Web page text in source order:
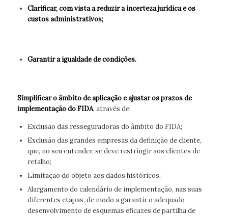
Clarificar, com vista a reduzir a incerteza jurídica e os
custos administrativos;
Garantir aigualdade de condições.
Simplificar o âmbito de aplicação e ajustar os prazos de
implementação do FIDA, através de:
Exclusão das resseguradoras do âmbito do FIDA;
Exclusão das grandes empresas da definição de cliente,
que, no seu entender, se deve restringir aos clientes de
retalho;
Limitação do objeto aos dados históricos;
Alargamento do calendário de implementação, nas suas
diferentes etapas, de modo a garantir o adequado
desenvolvimento de esquemas eficazes de partilha de